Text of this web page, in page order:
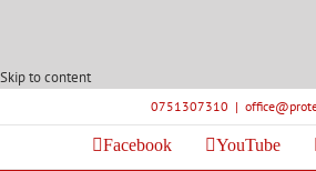
Skip to content
0751307310 |
Facebook YouTube